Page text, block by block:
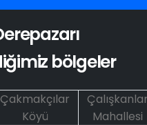
bölgeler
Çakmakçılar
Köyü
Mahallesi